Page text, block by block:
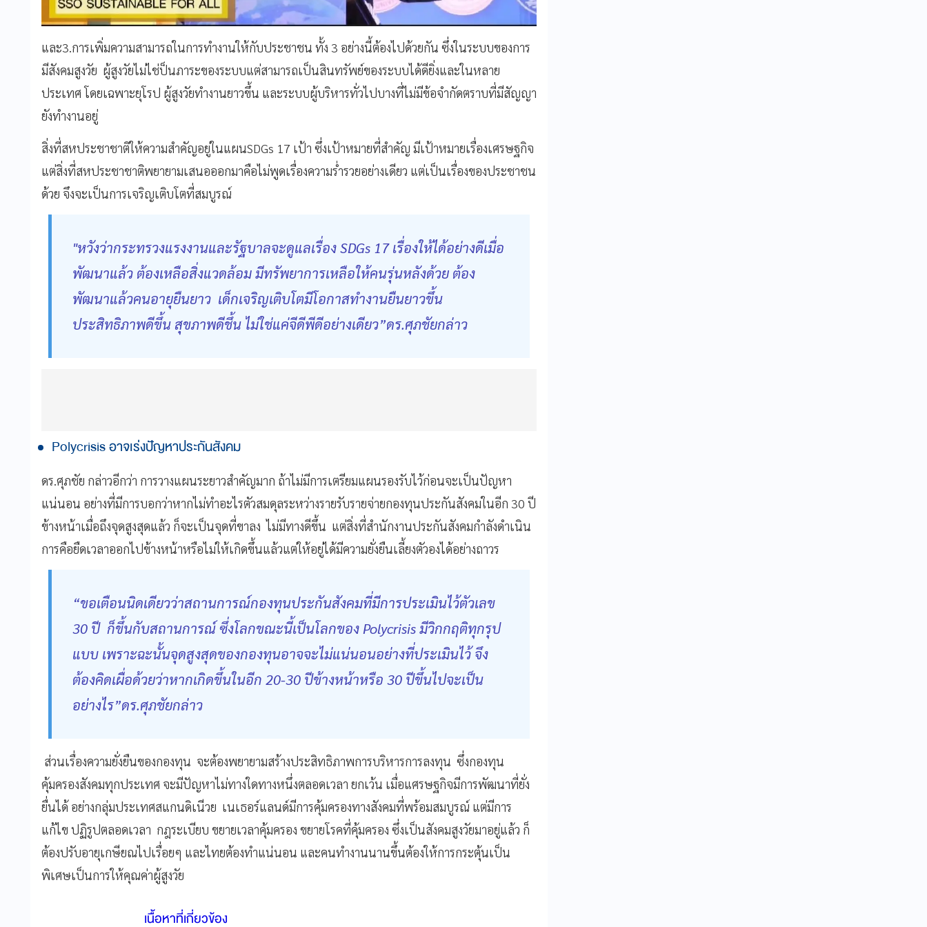
และ3.การเพิ่มความสามารถในการทำงานให้กับประชาชน ทั้ง 3 อย่างนี้ต้องไปด้วยกัน ซึ่งในระบบของการ
มีสังคมสูงวัย ผู้สูงวัยไม่ไช่ป็นภาระของระบบแต่สามารถเป็นสินทรัพย์ของระบบได้ดียิ่งและในหลาย
ประเทศ โดยเฉพาะยุโรป ผู้สูงวัยทำงานยาวขึ้น และระบบผู้บริหารทั่วไปบางที่ไม่มีข้อจำกัดตราบที่มีสัญญา
ยังทำงานอยู่
สิ่งที่สหประชาชาติให้ความสำคัญอยู่ในแผนSDGs 17 เป้า ซึ่งเป้าหมายที่สำคัญ มีเป้าหมายเรื่องเศรษฐกิจ
แต่สิ่งที่สหประชาชาติพยายามเสนอออกมาคือไม่พูดเรื่องความร่ำรวยอย่างเดียว แต่เป็นเรื่องของประชาชน
ด้วย จึงจะเป็นการเจริญเติบโตที่สมบูรณ์
"หวังว่ากระทรวงแรงงานและรัฐบาลจะดูแลเรื่อง SDGs 17 เรื่องให้ได้อย่างดีเมื่อ
พัฒนาแล้ว ต้องเหลือสิ่งแวดล้อม มีทรัพยาการเหลือให้คนรุ่นหลังด้วย ต้อง
พัฒนาแล้วคนอายุยืนยาว เด็กเจริญเติบโตมีโอกาสทำงานยืนยาวขึ้น
ประสิทธิภาพดีขึ้น สุขภาพดีชึ้น ไม่ใช่แค่จีดีพีดีอย่างเดียว”ดร.ศุภชัยกล่าว
Polycrisis อาจเร่งปัญหาประกันสังคม
ดร.ศุภชัย กล่าวอีกว่า การวางแผนระยาวสำคัญมาก ถ้าไม่มีการเตรียมแผนรองรับไว้ก่อนจะเป็นปัญหา
แน่นอน อย่างที่มีการบอกว่าหากไม่ทำอะไรตัวสมดุลระหว่างรายรับรายจ่ายกองทุนประกันสังคมในอีก 30 ปี
ข้างหน้าเมื่อถึงจุดสูงสุดแล้ว ก็จะเป็นจุดที่ขาลง ไม่มีทางดีขึ้น แต่สิ่งที่สำนักงานประกันสังคมกำลังดำเนิน
การคือยืดเวลาออกไปข้างหน้าหรือไม่ให้เกิดขึ้นแล้วแต่ให้อยู่ได้มีความยั่งยืนเลี้ยงตัวองได้อย่างถาวร
“ขอเตือนนิดเดียวว่าสถานการณ์กองทุนประกันสังคมที่มีการประเมินไว้ตัวเลข
30 ปี ก็ขึ้นกับสถานการณ์ ซึ่งโลกขณะนี้เป็นโลกของ Polycrisis มีวิกกฤติทุกรุป
แบบ เพราะฉะนั้นจุดสูงสุดของกองทุนอาจจะไม่แน่นอนอย่างที่ประเมินไว้ จึง
ต้องคิดเผื่อด้วยว่าหากเกิดขึ้นในอีก 20-30 ปีข้างหน้าหรือ 30 ปีขึ้นไปจะเป็น
อย่างไร”ดร.ศุภชัยกล่าว
ส่วนเรื่องความยั่งยืนของกองทุน จะต้องพยายามสร้างประสิทธิภาพการบริหารการลงทุน ซึ่งกองทุน
คุ้มครองสังคมทุกประเทศ จะมีปัญหาไม่ทางใดทางหนึ่งตลอดเวลา ยกเว้น เมื่อแศรษฐกิจมีการพัฒนาที่ยั่ง
ยื่นได้ อย่างกลุ่มประเทศสแกนดิเนีวย เนเธอร์แลนด์มีการคุ้มครองทางสังคมที่พร้อมสมบูรณ์ แต่มีการ
แก้ไข ปฏิรูปตลอดเวลา กฎระเบียบ ขยายเวลาคุ้มครอง ขยายโรคที่คุ้มครอง ซึ่งเป็นสังคมสูงวัยมาอยู่แล้ว ก็
ต้องปรับอายุเกษียณไปเรื่อยๆ และไทยต้องทำแน่นอน และคนทำงานนานขึ้นต้องให้การกระตุ้นเป็น
พิเศษเป็นการให้คุณค่าผู้สูงวัย
เนื้อหาที่เกี่ยวข้อง